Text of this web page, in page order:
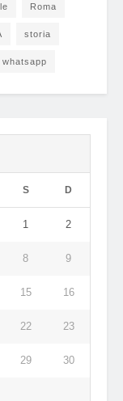
Roma
storia
whatsapp
S D
1 2
8 9
15 16
22 23
29 30